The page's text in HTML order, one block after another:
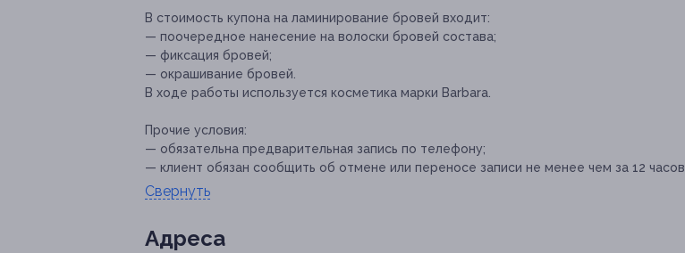
В стоимость купона на ламинирование бровей входит:
— поочередное нанесение на волоски бровей состава;
— фиксация бровей;
— окрашивание бровей.
В ходе работы используется косметика марки Barbara.
Прочие условия:
— обязательна предварительная запись по телефону;
— клиент обязан сообщить об отмене или переносе записи не менее чем за 12 часов.
Свернуть
Адресa